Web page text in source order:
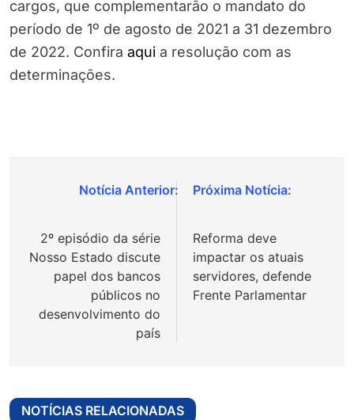
cargos, que complementarão o mandato do
período de 1º de agosto de 2021 a 31 dezembro
de 2022. Confira aqui a resolução com as
determinações.
Navegação
Post
2º episódio da série
Nosso Estado discute
papel dos bancos
públicos no
desenvolvimento do
país
Reforma deve
impactar os atuais
servidores, defende
Frente Parlamentar
NOTÍCIAS RELACIONADAS